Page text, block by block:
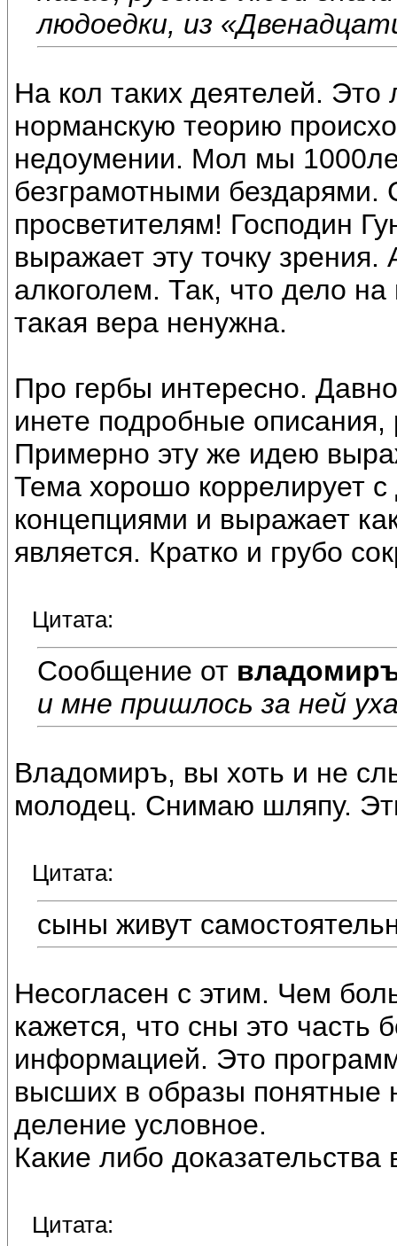
людоедки, из
На кол таких деятелей.
норманскую теорию
недоумении. Мол мы
безграмотными бездарями.
просветителям! Господин
выражает эту точку
алкоголем. Так, что дело
такая вера ненужна.
Про гербы интересно.
инете подробные
Примерно эту же идею
Тема хорошо коррелирует
концепциями и выражает
является. Кратко и грубо
Цитата:
Сообщение от
и мне пришлось за ней
Владомиръ, вы хоть и не
молодец. Снимаю шляпу.
Цитата:
сыны живут
Несогласен с этим. Чем
кажется, что сны это
информацией. Это
высших в образы
деление условное.
Какие либо
Цитата: